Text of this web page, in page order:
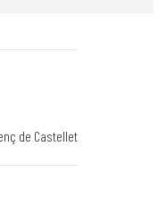
de Castellet